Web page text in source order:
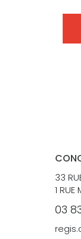
33
1 RUE
03